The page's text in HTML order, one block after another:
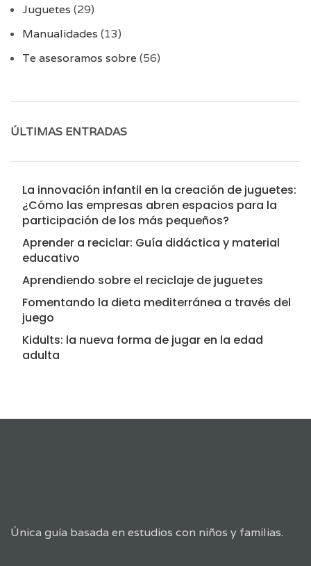
Juguetes (29)
Manualidades (13)
Te asesoramos sobre (56)
ÚLTIMAS ENTRADAS
La innovación infantil en la creación de juguetes:
¿Cómo las empresas abren espacios para la
participación de los más pequeños?
Aprender a reciclar: Guía didáctica y material
educativo
Aprendiendo sobre el reciclaje de juguetes
Fomentando la dieta mediterránea a través del
juego
Kidults: la nueva forma de jugar en la edad
adulta
Única guía basada en estudios con niños y familias.